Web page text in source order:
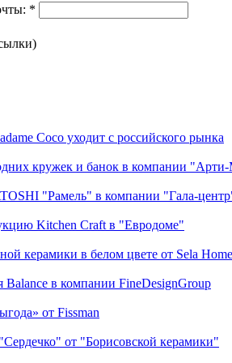
*
Coco уходит с российского рынка
кружек и банок в компании
"Рамель" в компании "Гала-
Kitchen Craft в "Евродоме"
керамики в белом цвете от Sela Home
Balance в компании FineDesignGroup
от Fissman
от "Борисовской керамики"